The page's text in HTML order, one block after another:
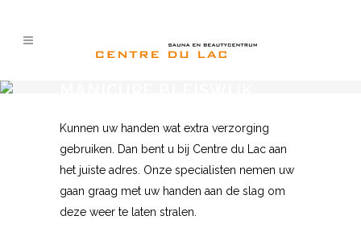
Kunnen uw handen wat extra verzorging
gebruiken. Dan bent u bij Centre du Lac aan
het juiste adres. Onze specialisten nemen uw
gaan graag met uw handen aan de slag om
deze weer te laten stralen.